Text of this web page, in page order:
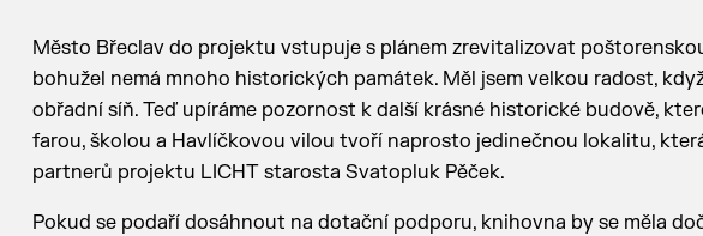
Město Břeclav do projektu vstupuje s plánem zrevitalizovat
bohužel nemá mnoho historických památek. Měl jsem velkou radost,
obřadní síň. Teď upíráme pozornost k další krásné historické budově,
farou, školou a Havlíčkovou vilou tvoří naprosto jedinečnou lokalitu,
partnerů projektu LICHT starosta Svatopluk Pěček.
Pokud se podaří dosáhnout na dotační podporu, knihovna by se měla